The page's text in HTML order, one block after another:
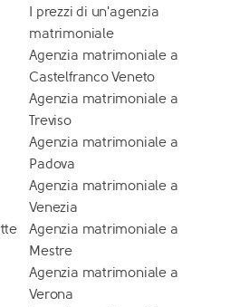
I prezzi di un'agenzia
matrimoniale
Agenzia matrimoniale a
Castelfranco Veneto
Agenzia matrimoniale a
Treviso
Agenzia matrimoniale a
Padova
Agenzia matrimoniale a
Venezia
Agenzia matrimoniale a
Mestre
Agenzia matrimoniale a
Verona